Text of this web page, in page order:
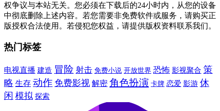
权争议与本站无关。您必须在下载后的24小时内，从您的设备
中彻底删除上述内容。若您需要非免费软件或服务，请购买正
版授权合法使用。若侵犯您权益，请提供版权资料联系我们。
热门标签
电视直播 建造 冒险 射击 免费小说 开放世界 恐怖 影视聚合 策
略 生存 动作 免费影视 解密 角色扮演 卡牌 恋爱 影游 休
闲 模拟 探索